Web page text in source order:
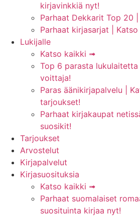
kirjavinkkiä nyt!
Parhaat Dekkarit Top 20
Parhaat kirjasarjat |
Lukijalle
Katso kaikki ➟
Top 6 parasta
voittaja!
Paras äänikirjapalvelu |
tarjoukset!
Parhaat kirjakaupat
suosikit!
Tarjoukset
Arvostelut
Kirjapalvelut
Kirjasuosituksia
Katso kaikki ➟
Parhaat suomalaiset
suosituinta kirjaa nyt!